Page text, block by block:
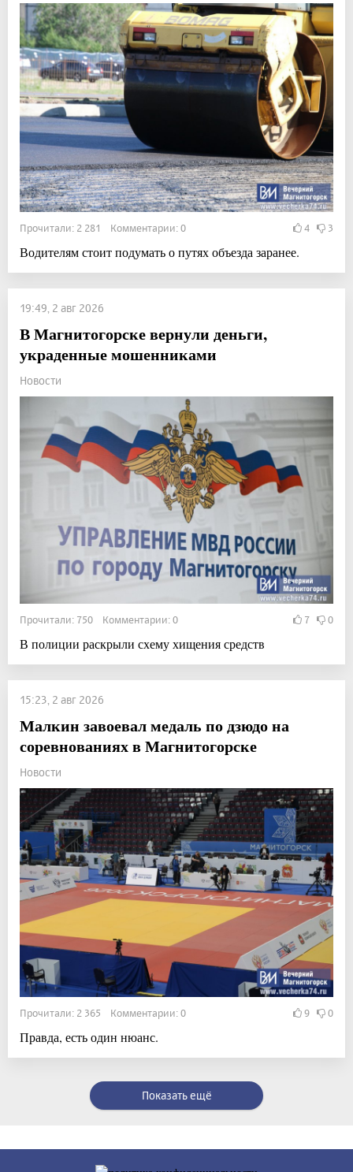
Прочитали: 2 281 Комментарии: 0 4 3
Водителям стоит подумать о путях объезда заранее.
19:49, 2 авг 2026
В Магнитогорске вернули деньги,
украденные мошенниками
Новости
Прочитали: 750 Комментарии: 0 7 0
В полиции раскрыли схему хищения средств
15:23, 2 авг 2026
Малкин завоевал медаль по дзюдо на
соревнованиях в Магнитогорске
Новости
Прочитали: 2 365 Комментарии: 0 9 0
Правда, есть один нюанс.
Показать ещё